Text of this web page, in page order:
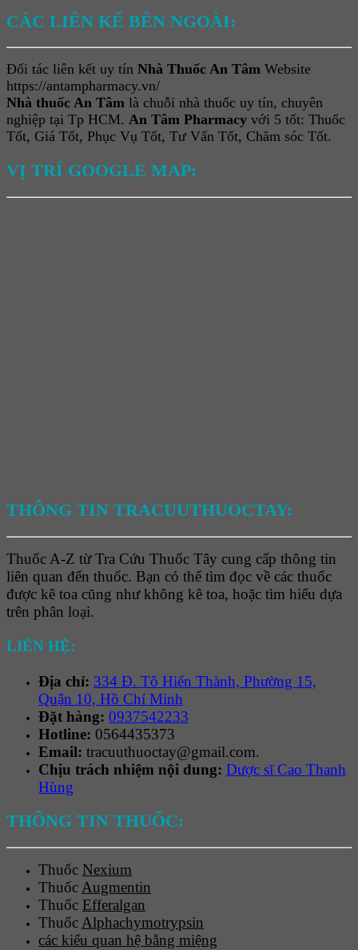
CÁC LIÊN KẾ BÊN NGOÀI:
Đối tác liên kết uy tín Nhà Thuốc An Tâm Website
https://antampharmacy.vn/
Nhà thuốc An Tâm là chuỗi nhà thuốc uy tín, chuyên
nghiệp tại Tp HCM. An Tâm Pharmacy với 5 tốt: Thuốc
Tốt, Giá Tốt, Phục Vụ Tốt, Tư Vấn Tốt, Chăm sóc Tốt.
VỊ TRÍ GOOGLE MAP:
THÔNG TIN TRACUUTHUOCTAY:
Thuốc A-Z từ Tra Cứu Thuốc Tây cung cấp thông tin
liên quan đến thuốc. Bạn có thể tìm đọc về các thuốc
được kê toa cũng như không kê toa, hoặc tìm hiểu dựa
trên phân loại.
LIÊN HỆ:
Địa chỉ: 334 Đ. Tô Hiến Thành, Phường 15,
Quận 10, Hồ Chí Minh
Đặt hàng: 0937542233
Hotline: 0564435373
Email: tracuuthuoctay@gmail.com.
Chịu trách nhiệm nội dung: Dược sĩ Cao Thanh
Hùng
THÔNG TIN THUỐC:
Thuốc Nexium
Thuốc Augmentin
Thuốc Efferalgan
Thuốc Alphachymotrypsin
các kiểu quan hệ bằng miệng